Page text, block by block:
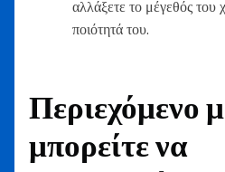
αλλάξετε το μέγεθός του
ποιότητά του.
Περιεχόμενο
μπορείτε να